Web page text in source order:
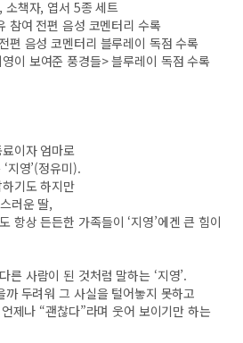
소책자, 엽서 5종 세트
참여 전편 음성 코멘터리 수록
편 음성 코멘터리 블루레이 독점 수록
이 보여준 풍경들> 블루레이 독점 수록
이자 엄마로
지영’(정유미).
기도 하지만
러운 딸,
항상 든든한 가족들이 ‘지영’에겐 큰 힘이
른 사람이 된 것처럼 말하는 ‘지영’.
까 두려워 그 사실을 털어놓지 못하고
언제나 “괜찮다”라며 웃어 보이기만 하는